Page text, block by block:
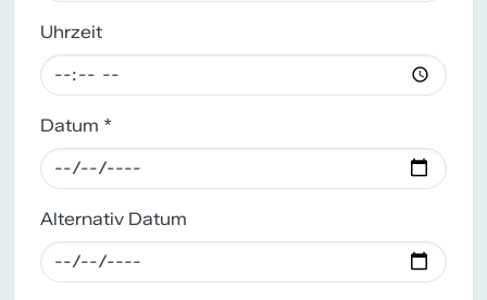
Uhrzeit
Datum *
Alternativ Datum